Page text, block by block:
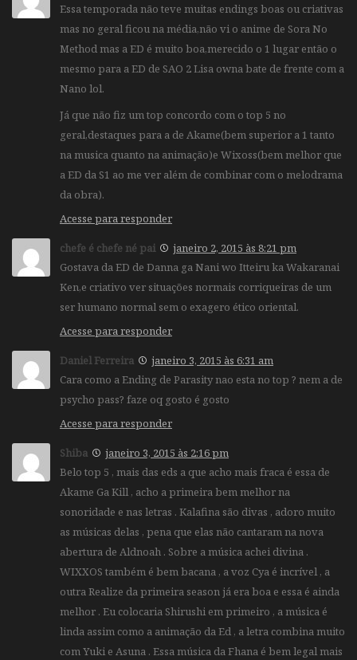
Essa temporada não teve muitas endings boas ou criativas
mas no geral ficou na média,não vi o anime de Sora No
Method mas a ED é muito boa,merecido o 1 lugar então o
mesmo para a ED de SAO 2 Lisa owna bate de frente com a
Nano lol.
Já que não fiz um top concordo com o top 5 no
geral,destaques para a de Akame(bem superior a 1 tanto
na musica quanto na animação)e Wixoss(bem melhor que
a ED da S1 ao me ver além de combinar com o melodrama
da obra).
Acesse para responder
chefe é chefe né pai
janeiro 2, 2015 às 8:21 pm
Gostava da ED de Danna ga Nani wo Itteiru ka Wakaranai
Ken,e criativo ver situações normais corriqueiras de um
ser humano normal sem o exagero ético oriental.
Acesse para responder
Daniel Ferreira
janeiro 3, 2015 às 6:31 am
Cara como a Ending de Parasity nao esta no top ? nem a de
psycho pass? faze oq gosto é gosto
Acesse para responder
Shiba
janeiro 3, 2015 às 2:16 pm
Belo top 5 , mais das eds a que acho mais fraca é essa de
Akame Ga Kill , acho a primeira bem melhor na
sonoridade e nas letras . Kalafina são divas , adoro muito
as músicas delas , pena que elas não cantaram na nova
abertura de Aldnoah . Sobre a música achei divina .
WIXXOS também é bem bacana , a voz Cya é incrível , a
outra Realize da primeira season já era boa e essa é ainda
melhor . Eu colocaria Shirushi em primeiro , a música é
linda assim como a animação da Ed , a letra combina muito
com Yuki e Asuna . Essa música da Fhana é bem legal mais